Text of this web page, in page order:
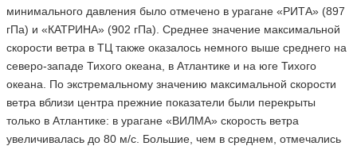
минимального давления было отмечено в урагане «РИТА» (897
гПа) и «КАТРИНА» (902 гПа). Среднее значение максимальной
скорости ветра в ТЦ также оказалось немного выше среднего на
северо-западе Тихого океана, в Атлантике и на юге Тихого
океана. По экстремальному значению максимальной скорости
ветра вблизи центра прежние показатели были перекрыты
только в Атлантике: в урагане «ВИЛМА» скорость ветра
увеличивалась до 80 м/с. Большие, чем в среднем, отмечались